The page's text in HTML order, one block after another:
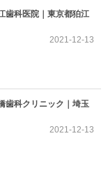
科医院｜東京都狛江
2021-12-13
科クリニック｜埼玉
2021-12-13